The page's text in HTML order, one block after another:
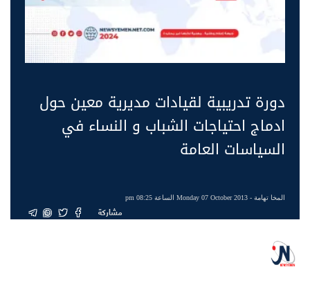
دورة تدريبية لقيادات مديرية معين حول
ادماج احتياجات الشباب و النساء في
السياسات العامة
المخا تهامة- Monday 07 October 2013 الساعة 08:25 pm
مشاركة